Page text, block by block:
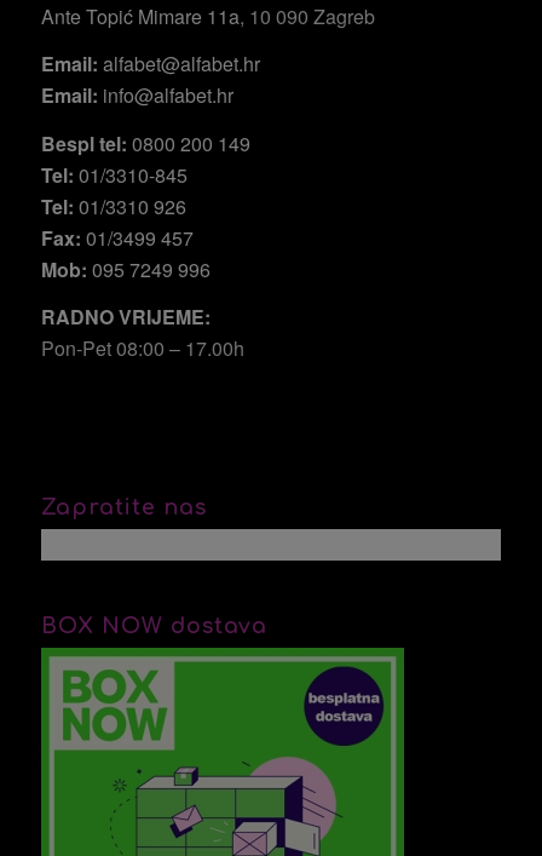
Ante Topić Mimare 11a, 10 090 Zagreb
Email: alfabet@alfabet.hr
Email: info@alfabet.hr
Bespl tel: 0800 200 149
Tel: 01/3310-845
Tel: 01/3310 926
Fax: 01/3499 457
Mob: 095 7249 996
RADNO VRIJEME:
Pon-Pet 08:00 – 17.00h
Zapratite nas
BOX NOW dostava